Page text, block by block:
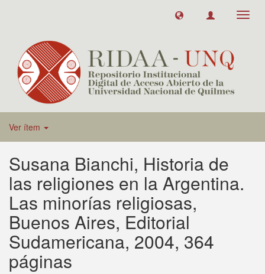
Ver ítem
Susana Bianchi, Historia de
las religiones en la Argentina.
Las minorías religiosas,
Buenos Aires, Editorial
Sudamericana, 2004, 364
páginas